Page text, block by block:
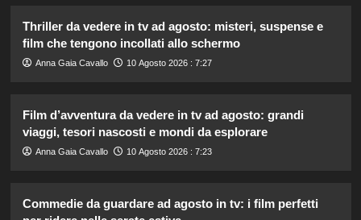
4
Chiara Ferragni risponde agli haters:
i suoi figli e le critiche sul peso.
5
William e Kate: le loro destinazioni
di vacanza preferite svelate!
pronti a tornare: “Se Maria chiama,
Thriller da vedere in tv ad agosto: misteri, suspense e
film che tengono incollati allo schermo
Anna Gaia Cavallo 10 Agosto 2026 : 7:27
Film d’avventura da vedere in tv ad agosto: grandi
viaggi, tesori nascosti e mondi da esplorare
Anna Gaia Cavallo 10 Agosto 2026 : 7:23
Commedie da guardare ad agosto in tv: i film perfetti